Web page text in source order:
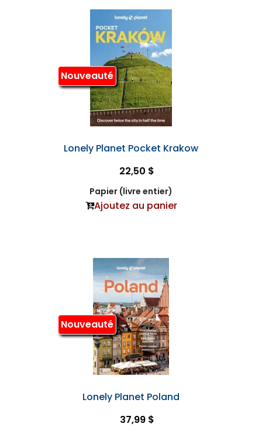
Nouveauté
Lonely Planet Pocket Krakow
22,50 $
Papier (livre entier)
Ajoutez au panier
Nouveauté
Lonely Planet Poland
37,99 $